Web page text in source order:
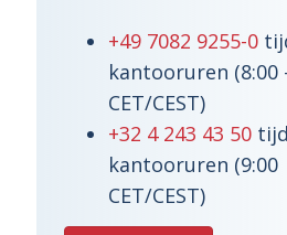
+49 7082 9255-0
kantooruren (8:00
CET/CEST)
+32 4 243 43 50
kantooruren (9:00
CET/CEST)